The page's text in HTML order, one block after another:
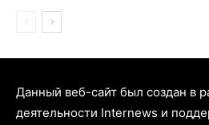
Данный веб-сайт был создан в
деятельности Internews и